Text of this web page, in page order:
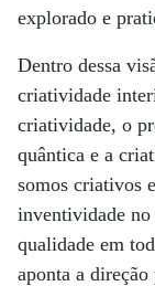
explorado e
Dentro dessa
criatividade
criatividade, o
quântica e a
somos criativos
inventividade no
qualidade em
aponta a